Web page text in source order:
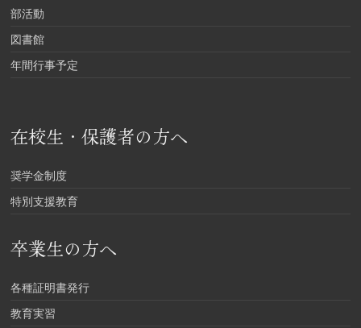
部活動
図書館
年間行事予定
在校生・保護者の方へ
奨学金制度
特別支援教育
卒業生の方へ
各種証明書発行
教育実習